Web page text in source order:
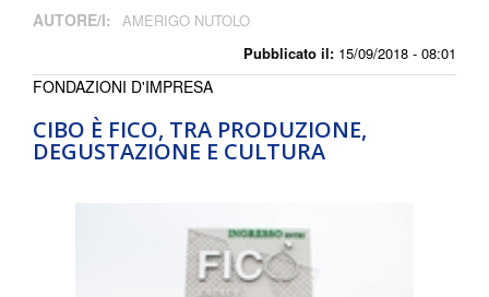
Pubblicato il: 15/09/2018 - 08:01
AUTORE/I: AMERIGO NUTOLO
CIBO È FICO, TRA PRODUZIONE,
DEGUSTAZIONE E CULTURA
FONDAZIONI D'IMPRESA